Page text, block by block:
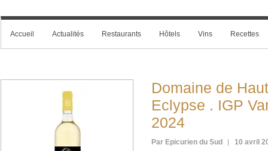
Accueil Actualités Restaurants Hôtels Vins Recettes
Domaine de
Eclypse . IGP
2024
Par Epicurien du Sud 10 avril